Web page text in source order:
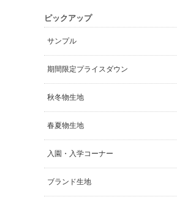
ピックアップ
サンプル
期間限定プライスダウン
秋冬物生地
春夏物生地
入園・入学コーナー
ブランド生地